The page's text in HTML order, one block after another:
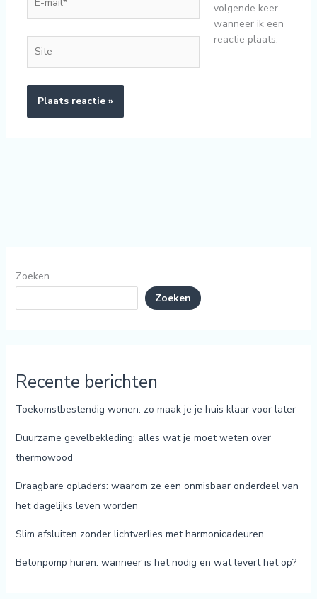
mail*
volgende keer
wanneer ik een
reactie plaats.
Zoeken
Zoeken
Recente berichten
Toekomstbestendig wonen: zo maak je je huis klaar voor later
Duurzame gevelbekleding: alles wat je moet weten over
thermowood
Draagbare opladers: waarom ze een onmisbaar onderdeel van
het dagelijks leven worden
Slim afsluiten zonder lichtverlies met harmonicadeuren
Betonpomp huren: wanneer is het nodig en wat levert het op?